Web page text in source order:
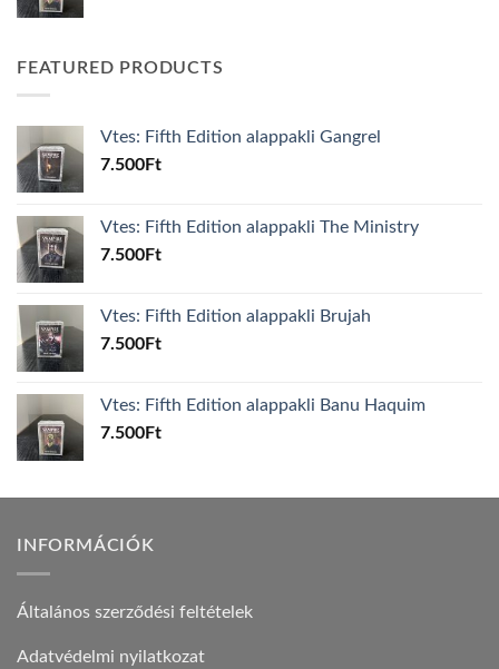
FEATURED PRODUCTS
Vtes: Fifth Edition alappakli Gangrel
7.500Ft
Vtes: Fifth Edition alappakli The Ministry
7.500Ft
Vtes: Fifth Edition alappakli Brujah
7.500Ft
Vtes: Fifth Edition alappakli Banu Haquim
7.500Ft
INFORMÁCIÓK
Általános szerződési feltételek
Adatvédelmi nyilatkozat